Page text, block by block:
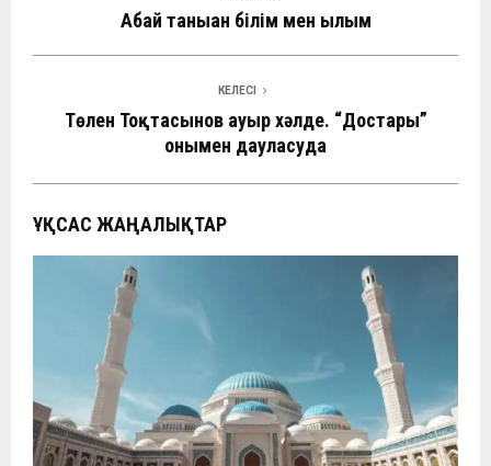
Абай таныған білім мен ғылым
КЕЛЕСІ
Төлен Тоқтасынов ауыр хәлде. “Достары”
онымен дауласуда
ҰҚСАС ЖАҢАЛЫҚТАР